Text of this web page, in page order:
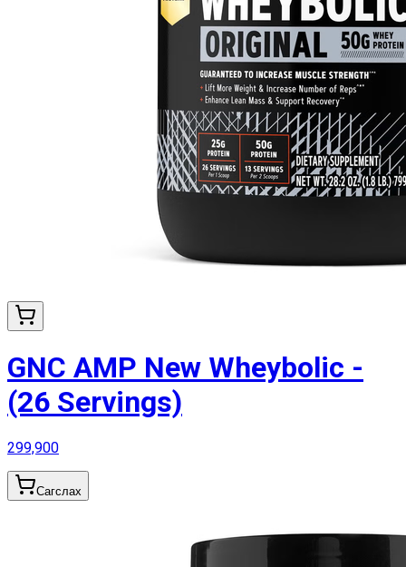
GNC AMP New Wheybolic -
(26 Servings)
299,900
Сагслах